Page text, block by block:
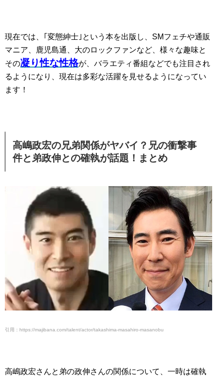
現在では、｢変態紳士｣という本を出版し、SMフェチや通販
マニア、鹿児島通、大のロックファンなど、様々な趣味と
その凝り性な性格が、バラエティ番組などでも注目され
るようになり、現在は多彩な活躍を見せるようになってい
ます！
高嶋政宏の兄弟関係がヤバイ？兄の衝撃事
件と弟政伸との確執が話題！まとめ
引用：https://majibana.com/talent/actor/takashima-masahiro-masanobu
高嶋政宏さんと弟の政伸さんの関係について、一時は確執